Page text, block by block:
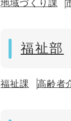
地域づくり課
福祉部
福祉課 高齢者